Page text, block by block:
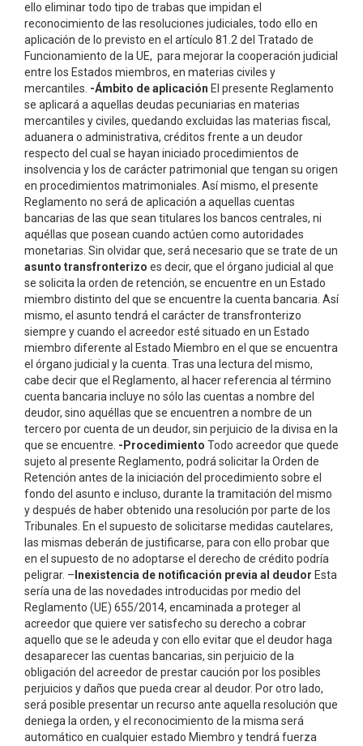
ello eliminar todo tipo de trabas que impidan el
reconocimiento de las resoluciones judiciales, todo ello en
aplicación de lo previsto en el artículo 81.2 del Tratado de
Funcionamiento de la UE, para mejorar la cooperación judicial
entre los Estados miembros, en materias civiles y
mercantiles. -Ámbito de aplicación El presente Reglamento
se aplicará a aquellas deudas pecuniarias en materias
mercantiles y civiles, quedando excluidas las materias fiscal,
aduanera o administrativa, créditos frente a un deudor
respecto del cual se hayan iniciado procedimientos de
insolvencia y los de carácter patrimonial que tengan su origen
en procedimientos matrimoniales. Así mismo, el presente
Reglamento no será de aplicación a aquellas cuentas
bancarias de las que sean titulares los bancos centrales, ni
aquéllas que posean cuando actúen como autoridades
monetarias. Sin olvidar que, será necesario que se trate de un
asunto transfronterizo es decir, que el órgano judicial al que
se solicita la orden de retención, se encuentre en un Estado
miembro distinto del que se encuentre la cuenta bancaria. Así
mismo, el asunto tendrá el carácter de transfronterizo
siempre y cuando el acreedor esté situado en un Estado
miembro diferente al Estado Miembro en el que se encuentra
el órgano judicial y la cuenta. Tras una lectura del mismo,
cabe decir que el Reglamento, al hacer referencia al término
cuenta bancaria incluye no sólo las cuentas a nombre del
deudor, sino aquéllas que se encuentren a nombre de un
tercero por cuenta de un deudor, sin perjuicio de la divisa en la
que se encuentre. -Procedimiento Todo acreedor que quede
sujeto al presente Reglamento, podrá solicitar la Orden de
Retención antes de la iniciación del procedimiento sobre el
fondo del asunto e incluso, durante la tramitación del mismo
y después de haber obtenido una resolución por parte de los
Tribunales. En el supuesto de solicitarse medidas cautelares,
las mismas deberán de justificarse, para con ello probar que
en el supuesto de no adoptarse el derecho de crédito podría
peligrar. – Inexistencia de notificación previa al deudor Esta
sería una de las novedades introducidas por medio del
Reglamento (UE) 655/2014, encaminada a proteger al
acreedor que quiere ver satisfecho su derecho a cobrar
aquello que se le adeuda y con ello evitar que el deudor haga
desaparecer las cuentas bancarias, sin perjuicio de la
obligación del acreedor de prestar caución por los posibles
perjuicios y daños que pueda crear al deudor. Por otro lado,
será posible presentar un recurso ante aquella resolución que
deniega la orden, y el reconocimiento de la misma será
automático en cualquier estado Miembro y tendrá fuerza